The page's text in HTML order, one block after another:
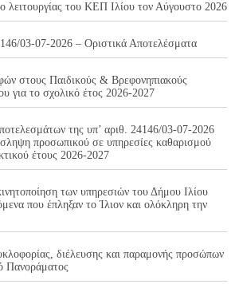
λειτουργίας του ΚΕΠ Ιλίου τον Αύγουστο 2026
03-07-2026 – Οριστικά Αποτελέσματα
στους Παιδικούς & Βρεφονηπιακούς
για το σχολικό έτος 2026-2027
της υπ’ αριθ. 24146/03-07-2026
προσωπικού σε υπηρεσίες καθαρισμού
έτους 2026-2027
των υπηρεσιών του Δήμου Ιλίου
που έπληξαν το Ίλιον και ολόκληρη την
διέλευσης και παραμονής προσώπων
Πανοράματος